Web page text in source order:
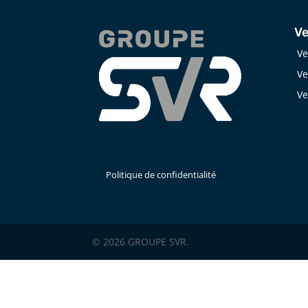
Politique de confidentialité
© 2026 GROUPE SVR.